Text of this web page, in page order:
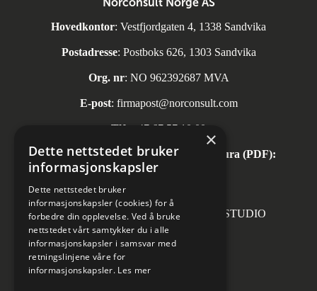
Hovedkontor: Vestfjordgaten 4, 1338 Sandvika
Postadresse: Postboks 626, 1303 Sandvika
Org. nr: NO 962392687 MVA
E-post: firmapost@norconsult.com
Tlf: +47 67 57 10 00
Automatisk mottak av inngående faktura (PDF):
invoice.no@norconsult.com
Forsidefoto: RASMUS HJORTSHOJ STUDIO
×
Dette nettstedet bruker
informasjonskapsler
Dette nettstedet bruker
informasjonskapsler (cookies) for å
forbedre din opplevelse. Ved å bruke
nettstedet vårt samtykker du i alle
informasjonskapsler i samsvar med
retningslinjene våre for
informasjonskapsler. Les mer